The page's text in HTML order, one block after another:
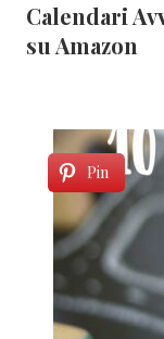
Calendari
su Amazon
Pin